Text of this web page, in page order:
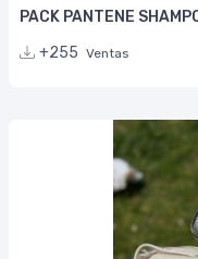
PACK PANTENE
+255 Ventas